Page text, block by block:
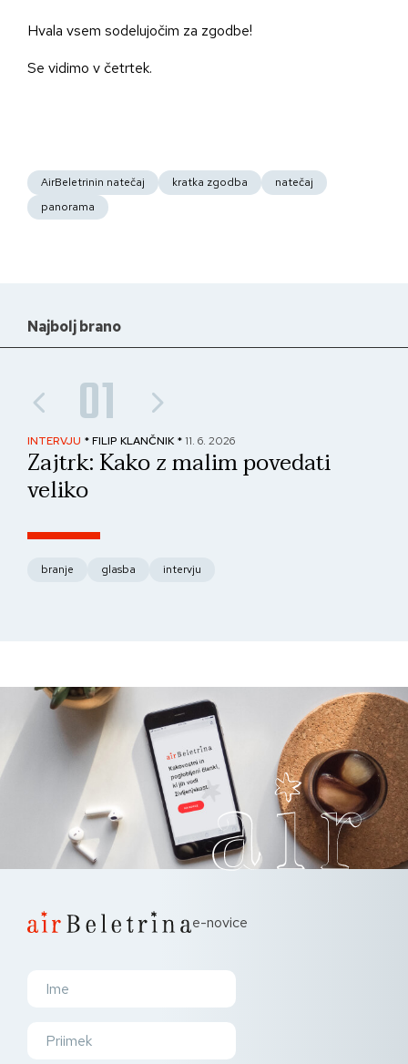
Hvala vsem sodelujočim za zgodbe!
Se vidimo v četrtek.
AirBeletrinin natečaj kratka zgodba
natečaj
panorama
Najbolj brano
01
INTERVJU * FILIP KLANČNIK * 11. 6. 2026
Zajtrk: Kako z malim povedati
veliko
branje glasba intervju
e-novice